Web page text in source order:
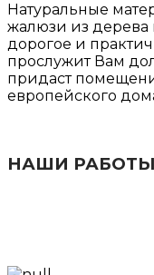
Натуральные
жалюзи из дерева
дорогое и
прослужит Вам
придаст
европейского
НАШИ РАБОТЫ